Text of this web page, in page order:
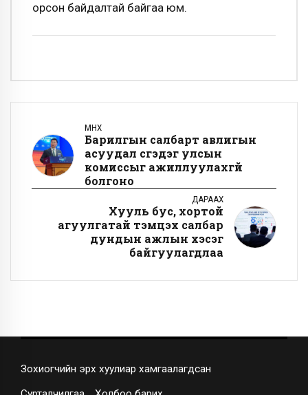
орсон байдалтай байгаа юм.
ӨМНӨХ
Барилгын салбарт авлигын
асуудал үүсгэдэг улсын
комиссыг ажиллуулахгүй
болгоно
ДАРААХ
Хууль бус, хортой
агуулгатай тэмцэх салбар
дундын ажлын хэсэг
байгуулагдлаа
Зохиогчийн эрх хуулиар хамгаалагдсан